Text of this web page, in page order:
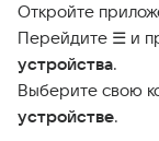
Откройте
​​Перейдите ☰ и
устройства.
Выберите свою
устройстве.